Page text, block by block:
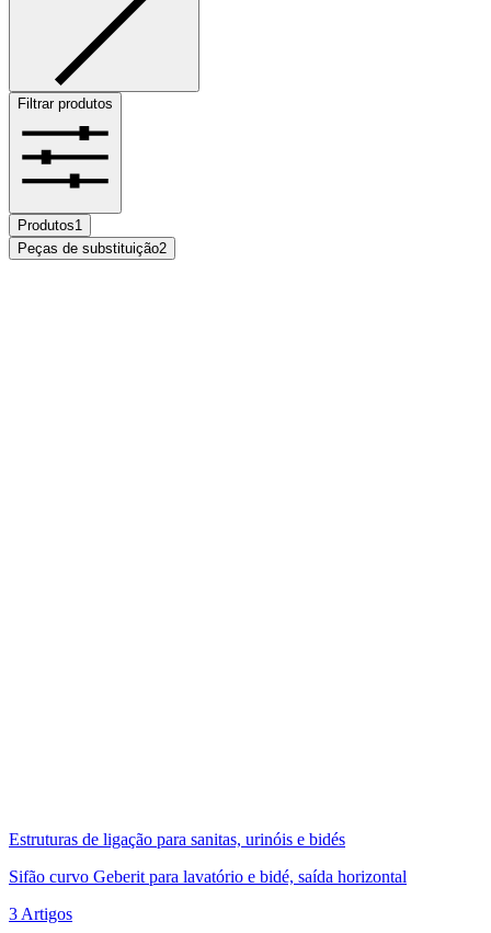
Filtrar produtos
Produtos1
Peças de substituição2
Estruturas de ligação para sanitas, urinóis e bidés
Sifão curvo Geberit para lavatório e bidé, saída horizontal
3 Artigos